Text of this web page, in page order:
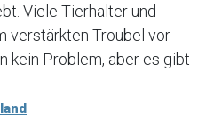
Viele Tierhalter und
verstärkten Troubel vor
kein Problem, aber es gibt